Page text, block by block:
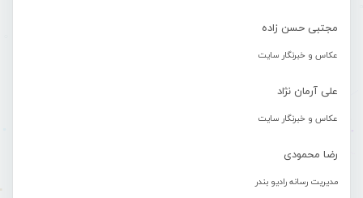
مجتبی حسن زاده
عکاس و خبرنگار سایت
علی آرمان نژاد
عکاس و خبرنگار سایت
رضا محمودی
مدیریت رسانه رادیو بندر